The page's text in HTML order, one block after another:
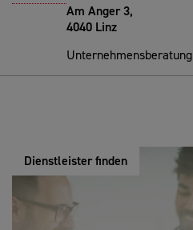
Am Anger 3,
4040 Linz
Unternehmensberatung
Dienstleister finden